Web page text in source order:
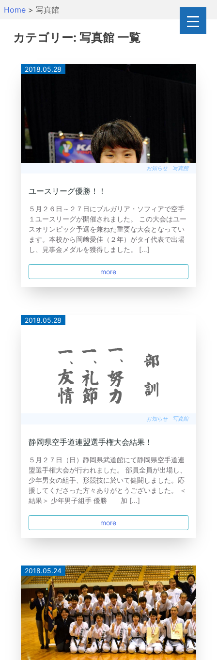
SkipHome > 写真館
カテゴリー: 写真館一覧
2018.05.28
お知らせ 写真館
ユースリーグ優勝！！
５月２６日～２７日にブルガリア・ソフィアで空手
１ユースリーグが開催されました。 この大会はユー
スオリンピック予選を兼ねた重要な大会となってい
ます。本校から岡﨑愛佳（２年）がタイ代表で出場
し、見事金メダルを獲得しました。 […]
more
2018.05.28
お知らせ 写真館
静岡県空手道連盟選手権大会結果！
５月２７日（日）静岡県武道館にて静岡県空手道連
盟選手権大会が行われました。 部員全員が出場し、
少年男女の組手、形競技に於いて健闘しました。応
援してくださった方々ありがとうございました。 ＜
結果＞ 少年男子組手 優勝 加 […]
more
2018.05.24